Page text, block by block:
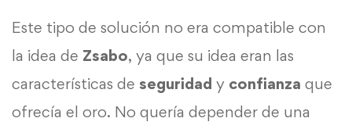
Este tipo de solución no era compatible con
la idea de Zsabo, ya que su idea eran las
características de seguridad y confianza que
ofrecía el oro. No quería depender de una